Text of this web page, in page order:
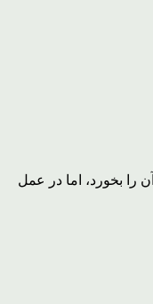
را بخورد، اما در عمل